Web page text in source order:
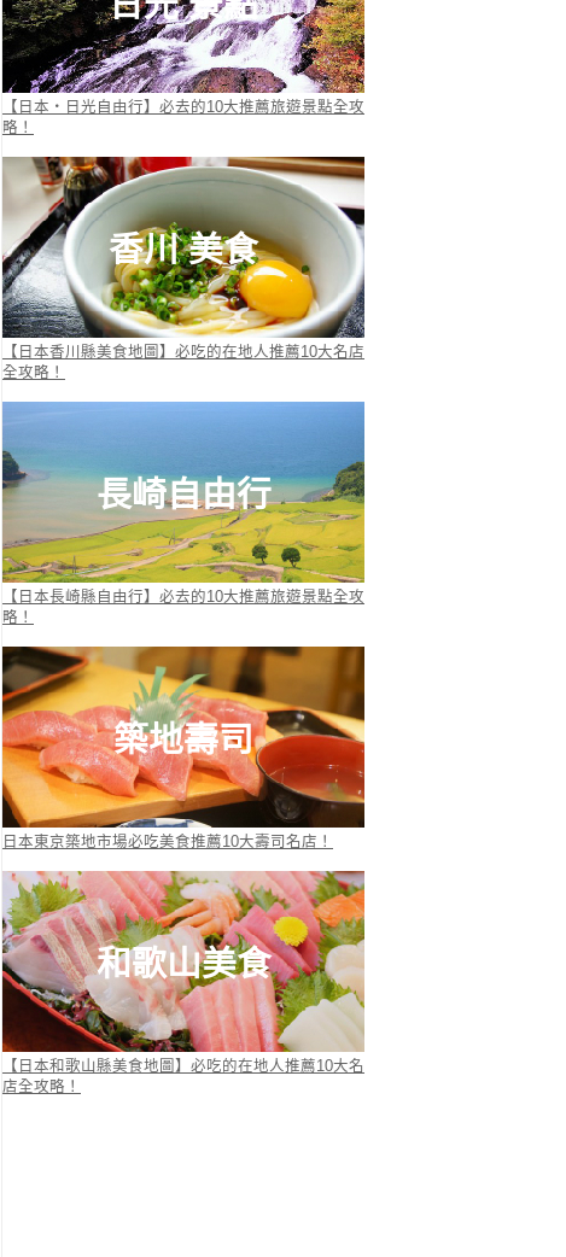
【日本・日光自由行】必去的10大推薦旅遊景點全攻
略！
香川 美食
【日本香川縣美食地圖】必吃的在地人推薦10大名店
全攻略！
長崎自由行
【日本長崎縣自由行】必去的10大推薦旅遊景點全攻
略！
築地壽司
日本東京築地市場必吃美食推薦10大壽司名店！
和歌山美食
【日本和歌山縣美食地圖】必吃的在地人推薦10大名
店全攻略！